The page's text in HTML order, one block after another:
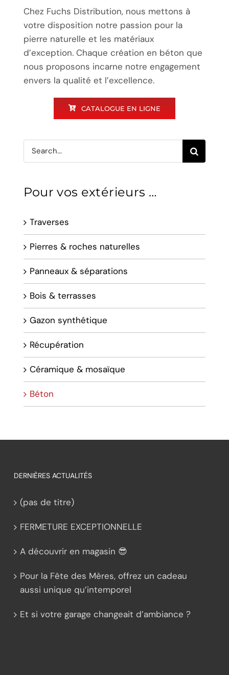
Chez Fuchs Distribution, nous mettons à
votre disposition notre passion pour la
pierre naturelle et les matériaux
d’exception. Chaque création en béton que
nous proposons incarne notre engagement
envers la qualité et l’excellence.
CATALOGUE EN LIGNE
Search
for:
Pour vos extérieurs …
Traverses
Pierres & roches naturelles
Panneaux & séparations
Bois & terrasses
Gazon synthétique
Récupération
Céramique & mosaïque
Béton
DERNIÈRES ACTUALITÉS
(pas de titre)
FERMETURE EXCEPTIONNELLE
A découvrir en magasin 😎
Pour la Fête des Mères, offrez un cadeau
aussi unique qu’intemporel
Et si votre garage changeait d’ambiance ?